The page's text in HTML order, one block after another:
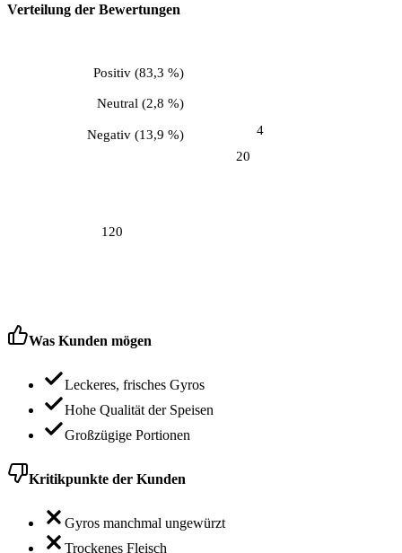
Verteilung der Bewertungen
20
Negativ(13,9 %) 4
Neutral(2,8 %)
120
Positiv(83,3 %)
Was Kunden mögen
Leckeres, frisches Gyros
Hohe Qualität der Speisen
Großzügige Portionen
Kritikpunkte der Kunden
Gyros manchmal ungewürzt
Trockenes Fleisch